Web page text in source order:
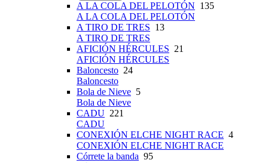
A LA COLA DEL PELOTÓN 135
A LA COLA DEL PELOTÓN
A TIRO DE TRES 13
A TIRO DE TRES
AFICIÓN HÉRCULES 21
AFICIÓN HÉRCULES
Baloncesto 24
Baloncesto
Bola de Nieve 5
Bola de Nieve
CADU 221
CADU
CONEXIÓN ELCHE NIGHT RACE 4
CONEXIÓN ELCHE NIGHT RACE
Córrete la banda 95